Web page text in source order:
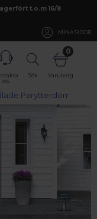
t.o.m 16/8
MINA SIDOR
oss
Sök
0
Varukorg
Parytterdörr